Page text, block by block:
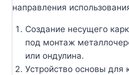
направления
Создание несущего
под монтаж
или ондулина.
Устройство основы для